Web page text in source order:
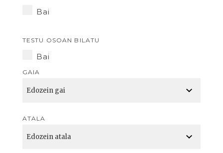
Bai
TESTU OSOAN BILATU
Bai
GAIA
ATALA